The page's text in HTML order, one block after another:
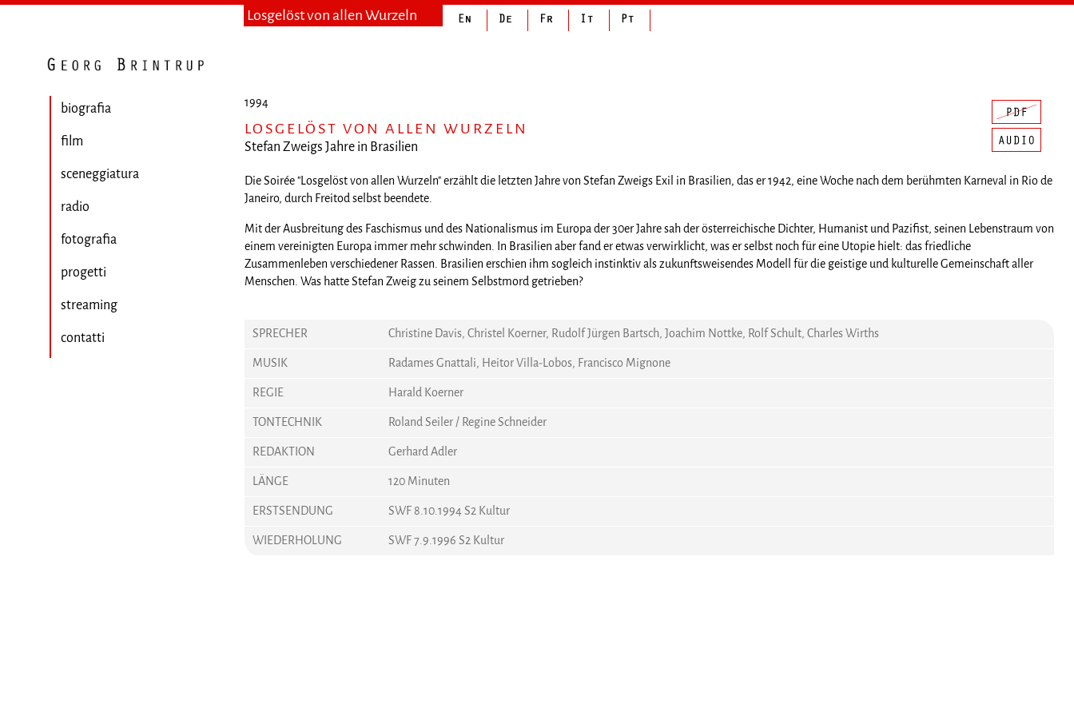
Losgelöst von allen Wurzeln
biografia
film
sceneggiatura
radio
fotografia
progetti
streaming
contatti
1994
LOSGELÖST VON ALLEN WURZELN
Stefan Zweigs Jahre in Brasilien
Die Soirée "Losgelöst von allen Wurzeln" erzählt die letzten Jahre von Stefan Zweigs Exil in Brasilien, das er 1942, eine Woche nach dem berühmten Karneval in Rio de
Janeiro, durch Freitod selbst beendete.
Mit der Ausbreitung des Faschismus und des Nationalismus im Europa der 30er Jahre sah der österreichische Dichter, Humanist und Pazifist, seinen Lebenstraum von
einem vereinigten Europa immer mehr schwinden. In Brasilien aber fand er etwas verwirklicht, was er selbst noch für eine Utopie hielt: das friedliche
Zusammenleben verschiedener Rassen. Brasilien erschien ihm sogleich instinktiv als zukunftsweisendes Modell für die geistige und kulturelle Gemeinschaft aller
Menschen. Was hatte Stefan Zweig zu seinem Selbstmord getrieben?
SPRECHER
Christine Davis, Christel Koerner, Rudolf Jürgen Bartsch, Joachim Nottke, Rolf Schult, Charles Wirths
MUSIK
Radames Gnattali, Heitor Villa-Lobos, Francisco Mignone
REGIE
Harald Koerner
TONTECHNIK
Roland Seiler / Regine Schneider
REDAKTION
Gerhard Adler
LÄNGE
120 Minuten
ERSTSENDUNG
SWF 8.10.1994 S2 Kultur
WIEDERHOLUNG
SWF 7.9.1996 S2 Kultur